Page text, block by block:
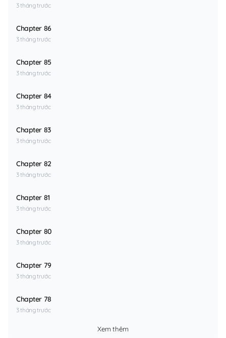
3 tháng trước
Chapter 86
3 tháng trước
Chapter 85
3 tháng trước
Chapter 84
3 tháng trước
Chapter 83
3 tháng trước
Chapter 82
3 tháng trước
Chapter 81
3 tháng trước
Chapter 80
3 tháng trước
Chapter 79
3 tháng trước
Chapter 78
3 tháng trước
Xem thêm